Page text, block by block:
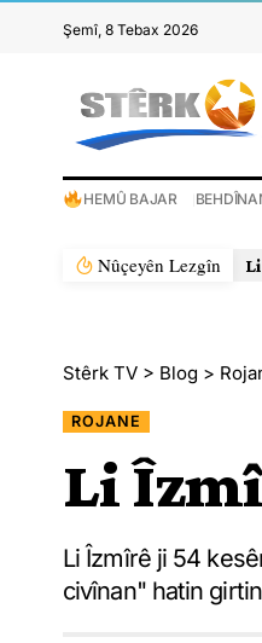
Şemî, 8 Tebax 2026
HEMÛ BAJAR
Nûçeyên Lezgîn
Stêrk TV > Blog >
ROJANE
Li
Li Îzmîrê ji 54
civînan" hatin